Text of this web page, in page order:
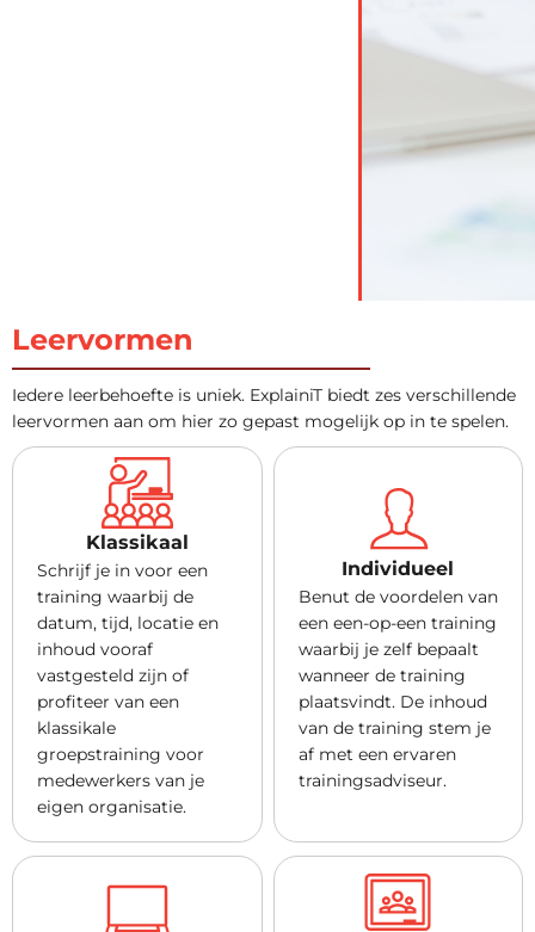
Leervormen
Iedere leerbehoefte is uniek. ExplainiT biedt zes verschillende
leervormen aan om hier zo gepast mogelijk op in te spelen.
Klassikaal
Schrijf je in voor een
training waarbij de
datum, tijd, locatie en
inhoud vooraf
vastgesteld zijn of
profiteer van een
klassikale
groepstraining voor
medewerkers van je
eigen organisatie.
Individueel
Benut de voordelen van
een een-op-een training
waarbij je zelf bepaalt
wanneer de training
plaatsvindt. De inhoud
van de training stem je
af met een ervaren
trainingsadviseur.